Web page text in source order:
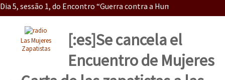
Quiénes Somos
La palabra del EZLN
Encuentros
Dia 5, sessão 1, do Encontro “Guerra contra a Humanidade”(As
Dia 4 – Encontro “Guerra contra a Humanidade” (As populações
Las Mujeres
Zapatistas
[:es]Se cancela el
Encuentro de Mujeres